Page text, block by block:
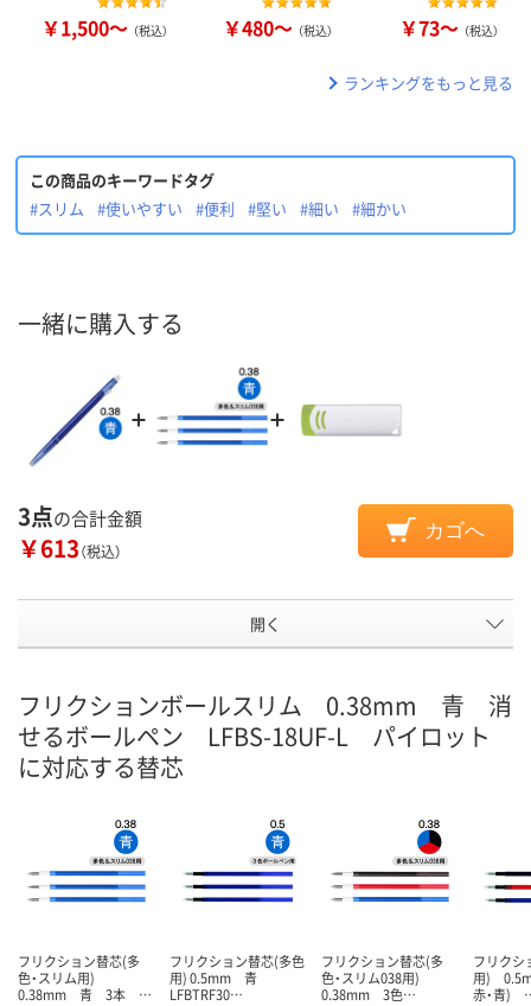
￥1,500～ （税込） ￥480～ （税込） ￥73～ （税込）
ランキングをもっと見る
この商品のキーワードタグ
#スリム
#使いやすい #便利 #堅い #細い #細かい
一緒に購入する
3点の合計金額
￥613（税込）
カゴへ
開く
フリクションボールスリム 0.38mm 青 消
せるボールペン LFBS-18UF-L パイロット
に対応する替芯
フリクション替芯(多
色・スリム用)
0.38mm 青 3本 …
フリクション替芯(多色
用) 0.5mm 青
LFBTRF30…
フリクション替芯(多
色・スリム038用)
0.38mm 3色…
フリクシ
用)
赤・青)